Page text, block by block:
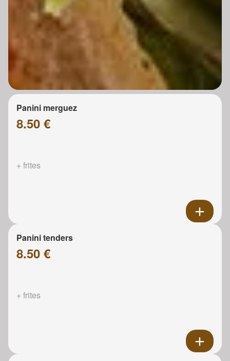
Panini merguez
8.50 €
+ frites
Panini tenders
8.50 €
+ frites